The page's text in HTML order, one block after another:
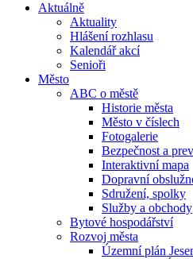
Aktuálně
Aktuality
Hlášení rozhlasu
Kalendář akcí
Senioři
Město
ABC o městě
Historie města
Město v číslech
Fotogalerie
Bezpečnost a
Interaktivní mapa
Dopravní
Sdružení, spolky
Služby a obchody
Bytové hospodářství
Rozvoj města
Územní plán